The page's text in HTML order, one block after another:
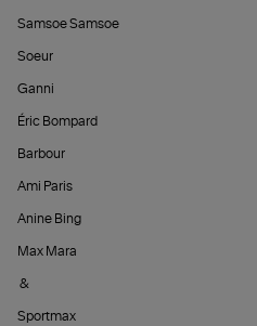
Samsoe Samsoe
Soeur
Ganni
Éric Bompard
Barbour
Ami Paris
Anine Bing
Max Mara
&
Sportmax